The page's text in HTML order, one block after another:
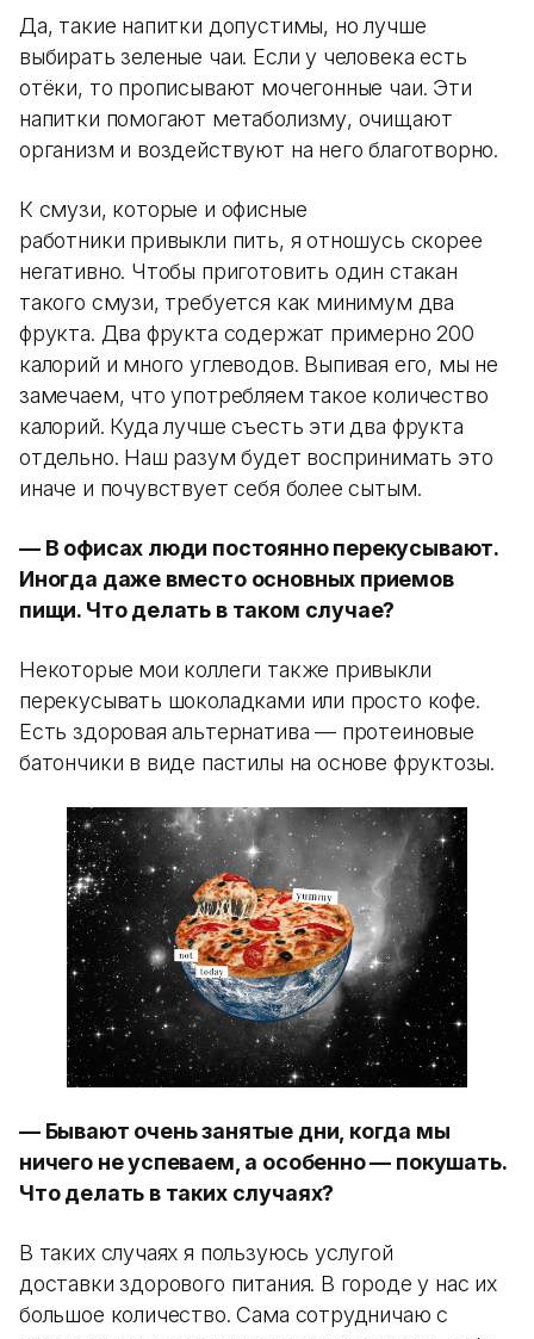
Да, такие напитки допустимы, но лучше
выбирать зеленые чаи. Если у человека есть
отёки, то прописывают мочегонные чаи. Эти
напитки помогают метаболизму, очищают
организм и воздействуют на него благотворно.
К смузи, которые и офисные
работники привыкли пить, я отношусь скорее
негативно. Чтобы приготовить один стакан
такого смузи, требуется как минимум два
фрукта. Два фрукта содержат примерно 200
калорий и много углеводов. Выпивая его, мы не
замечаем, что употребляем такое количество
калорий. Куда лучше съесть эти два фрукта
отдельно. Наш разум будет воспринимать это
иначе и почувствует себя более сытым.
— В офисах люди постоянно перекусывают.
Иногда даже вместо основных приемов
пищи. Что делать в таком случае?
Некоторые мои коллеги также привыкли
перекусывать шоколадками или просто кофе.
Есть здоровая альтернатива — протеиновые
батончики в виде пастилы на основе фруктозы.
— Бывают очень занятые дни, когда мы
ничего не успеваем, а особенно — покушать.
Что делать в таких случаях?
В таких случаях я пользуюсь услугой
доставки здорового питания. В городе у нас их
большое количество. Сама сотрудничаю с